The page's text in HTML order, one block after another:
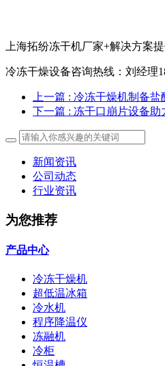
上海拓纷冻干机厂家+解决方案
冷冻干燥设备咨询热线：刘经理
上一篇 : 冷冻干燥机制备
下一篇 : 冻干口崩片设备助
新闻资讯
公司动态
行业资讯
为您推荐
产品中心
冷冻干燥机
超低温冰箱
冷水机
程序降温仪
冻融机
冷柜